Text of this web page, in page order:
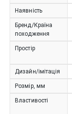
Наявність
Бренд/Країна
походження
Простір
Дизайн/імітація
Розмір, мм
Властивості